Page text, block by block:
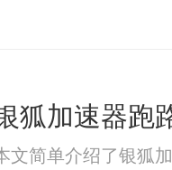
狐加速器跑
文简单介绍了银狐